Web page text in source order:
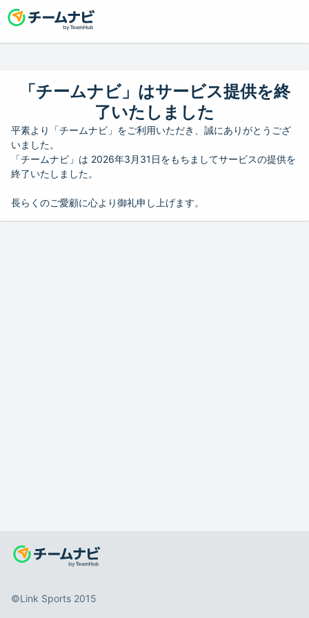
「チームナビ」はサービス提供を終
了いたしました
平素より「チームナビ」をご利用いただき、誠にありがとうござ
いました。
「チームナビ」は 2026年3月31日をもちましてサービスの提供を
終了いたしました。
長らくのご愛顧に心より御礼申し上げます。
©️Link Sports 2015